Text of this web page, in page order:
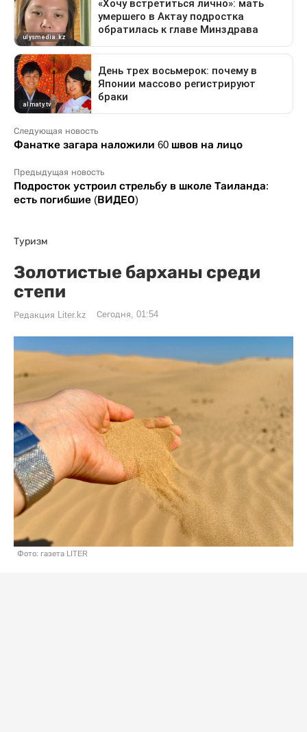
Следующая новость
Фанатке загара наложили 60 швов на лицо
Предыдущая новость
Подросток устроил стрельбу в школе Таиланда:
есть погибшие (ВИДЕО)
Туризм
Золотистые барханы среди
степи
Редакция Liter.kz Сегодня, 01:54
Фото: газета LITER